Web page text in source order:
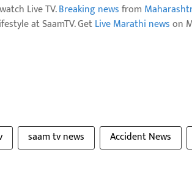
Live TV.Breaking newsfrom
at SaamTV. GetLive Marathi newson
saam tv news Accident News